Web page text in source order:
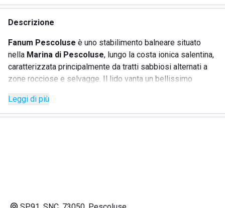
Descrizione
Fanum Pescoluse è uno stabilimento balneare situato
nella Marina di Pescoluse, lungo la costa ionica salentina,
caratterizzata principalmente da tratti sabbiosi alternati a
zone rocciose e selvagge. Il lido vanta un bellissimo
cristallino con mille sfumature di azzurro. Alle spalle, si
estendono lunghe dune sabbiose punteggiate da macchia
Leggi di più